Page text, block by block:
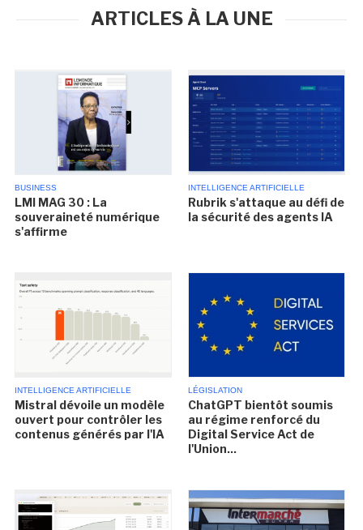
ARTICLES À LA UNE
BUSINESS
LMI MAG 30 : La
souveraineté numérique
s'affirme
INTELLIGENCE ARTIFICIELLE
Rubrik s'attaque au défi de
la sécurité des agents IA
INTELLIGENCE ARTIFICIELLE
Mistral dévoile un modèle
ouvert pour contrôler les
contenus générés par l'IA
LÉGISLATION
ChatGPT bientôt soumis
au régime renforcé du
Digital Service Act de
l'Union...